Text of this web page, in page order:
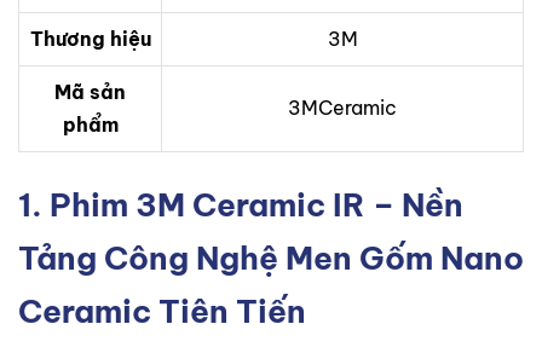
Thương hiệu 3M
Mã sản
phẩm
3MCeramic
1. Phim 3M Ceramic IR – Nền
Tảng Công Nghệ Men Gốm Nano
Ceramic Tiên Tiến